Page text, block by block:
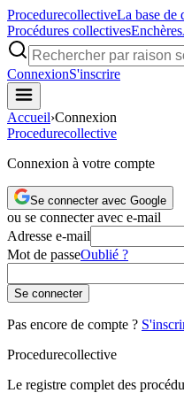
ProcedurecollectiveLa base de
Procédures collectivesEnchères
ConnexionS'inscrire
Accueil›Connexion
Procedurecollective
Connexion à votre compte
Se connecter avec Google
ou se connecter avec e-mail
Adresse e-mail
Mot de passeOublié ?
Se connecter
Pas encore de compte ?
Procedurecollective
Le registre complet des